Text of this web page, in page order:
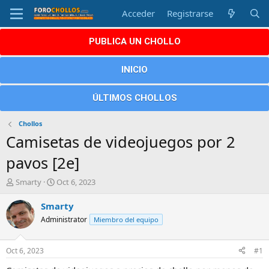
Acceder Registrarse
PUBLICA UN CHOLLO
INICIO
ÚLTIMOS CHOLLOS
Chollos
Camisetas de videojuegos por 2
pavos [2e]
A
t
o
r
Smarty
F
c
h
a
i
Oct 6, 2023
Smarty
Administrator Miembro del equipo
Oct 6, 2023 #1